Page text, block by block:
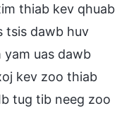
thiab kev qhuab
tsis dawb huv
uas dawb
kev zoo thiab
tug tib neeg zoo